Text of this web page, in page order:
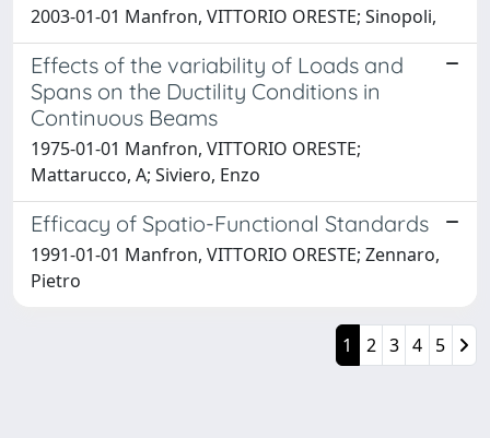
2003-01-01 Manfron, VITTORIO ORESTE; Sinopoli,
Effects of the variability of Loads and
Spans on the Ductility Conditions in
Continuous Beams
1975-01-01 Manfron, VITTORIO ORESTE;
Mattarucco, A; Siviero, Enzo
Efficacy of Spatio-Functional Standards
1991-01-01 Manfron, VITTORIO ORESTE; Zennaro,
Pietro
1 2 3 4 5